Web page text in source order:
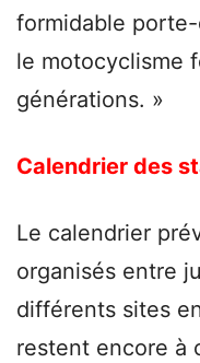
formidable
le motocyclisme
générations. »
Calendrier des
Le calendrier
organisés entre
différents sites
restent encore à